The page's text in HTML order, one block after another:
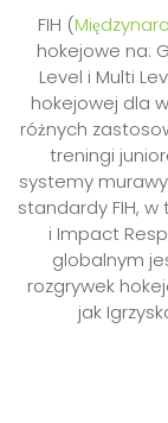
FIH (
hokejowe na:
Level i Multi
hokejowej dla
różnych
treningi
systemy
standardy FIH, w
i Impact
globalnym
rozgrywek
jak